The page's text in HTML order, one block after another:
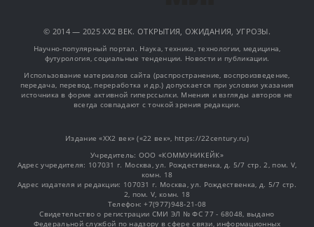
© 2014 — 2025 XX2 ВЕК. ОТКРЫТИЯ, ОЖИДАНИЯ, УГРОЗЫ.
Научно-популярный портал. Наука, техника, технологии, медицина,
футурология, социальные тенденции. Новости и публикации.
Использование материалов сайта (распространение, воспроизведение,
передача, перевод, переработка и др.) допускается при условии указания
источника в форме активной гиперссылки. Мнения и взгляды авторов не
всегда совпадают с точкой зрения редакции.
Издание «XX2 век» («22 век», https://22century.ru)
Учредитель: OOO «КОММУНИКЕЙК»
Адрес учредителя: 107031 г. Москва, ул. Рождественка, д. 5/7 стр. 2, пом. V,
комн. 18
Адрес издателя и редакции: 107031 г. Москва, ул. Рождественка, д. 5/7 стр.
2, пом. V, комн. 18
Телефон: +7(977)948-21-08
Свидетельство о регистрации СМИ ЭЛ № ФС 77 - 68048, выдано
Федеральной службой по надзору в сфере связи, информационных